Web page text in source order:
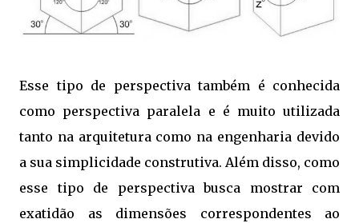
Esse tipo de perspectiva também é conhecida
como perspectiva paralela e é muito utilizada
tanto na arquitetura como na engenharia devido
a sua simplicidade construtiva. Além disso, como
esse tipo de perspectiva busca mostrar com
exatidão as dimensões correspondentes ao